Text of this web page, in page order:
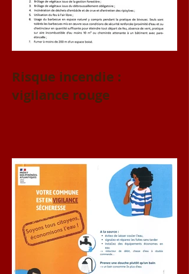
Risque incendie :
vigilance rouge